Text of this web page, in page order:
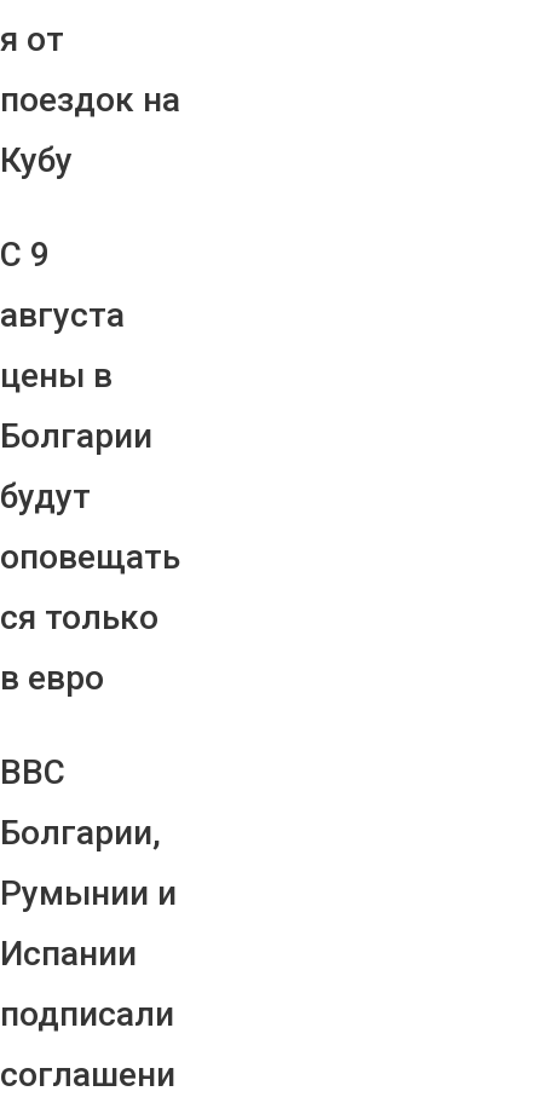
я от
поездок на
Кубу
С 9
августа
цены в
Болгарии
будут
оповещать
ся только
в евро
ВВС
Болгарии,
Румынии и
Испании
подписали
соглашени